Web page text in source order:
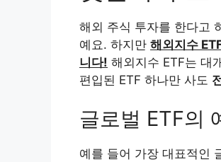
해외 주식 투자를 한다고
예요. 하지만 해외지수
니다! 해외지수 ETF는 대
편입된 ETF 하나만 사도
글로벌 ETF의
예를 들어 가장 대표적인